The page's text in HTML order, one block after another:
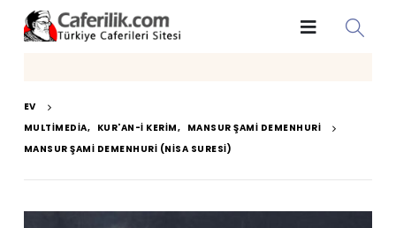
EV
MULTIMEDIA, KUR'AN-I KERIM, MANSUR ŞAMI DEMENHURI
MANSUR ŞAMI DEMENHURI (NISA SURESI)